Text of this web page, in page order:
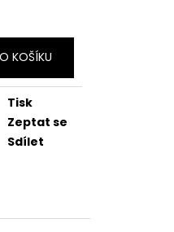
KOŠÍKU
Tisk
Zeptat se
Sdílet